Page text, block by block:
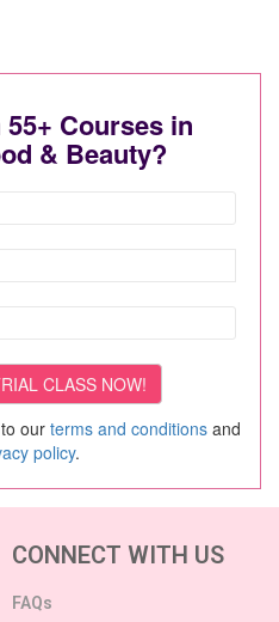
Courses in
& Beauty?
our terms and conditionsand
policy.
CONNECT WITH US
FAQs